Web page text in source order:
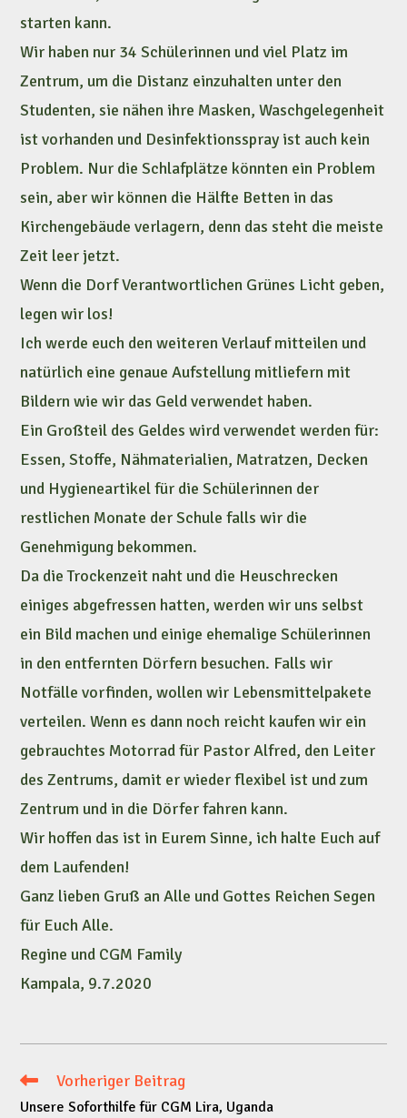
starten kann.
Wir haben nur 34 Schülerinnen und viel Platz im
Zentrum, um die Distanz einzuhalten unter den
Studenten, sie nähen ihre Masken, Waschgelegenheit
ist vorhanden und Desinfektionsspray ist auch kein
Problem. Nur die Schlafplätze könnten ein Problem
sein, aber wir können die Hälfte Betten in das
Kirchengebäude verlagern, denn das steht die meiste
Zeit leer jetzt.
Wenn die Dorf Verantwortlichen Grünes Licht geben,
legen wir los!
Ich werde euch den weiteren Verlauf mitteilen und
natürlich eine genaue Aufstellung mitliefern mit
Bildern wie wir das Geld verwendet haben.
Ein Großteil des Geldes wird verwendet werden für:
Essen, Stoffe, Nähmaterialien, Matratzen, Decken
und Hygieneartikel für die Schülerinnen der
restlichen Monate der Schule falls wir die
Genehmigung bekommen.
Da die Trockenzeit naht und die Heuschrecken
einiges abgefressen hatten, werden wir uns selbst
ein Bild machen und einige ehemalige Schülerinnen
in den entfernten Dörfern besuchen. Falls wir
Notfälle vorfinden, wollen wir Lebensmittelpakete
verteilen. Wenn es dann noch reicht kaufen wir ein
gebrauchtes Motorrad für Pastor Alfred, den Leiter
des Zentrums, damit er wieder flexibel ist und zum
Zentrum und in die Dörfer fahren kann.
Wir hoffen das ist in Eurem Sinne, ich halte Euch auf
dem Laufenden!
Ganz lieben Gruß an Alle und Gottes Reichen Segen
für Euch Alle.
Regine und CGM Family
Kampala, 9.7.2020
WeitereVorheriger Beitrag
Unsere Soforthilfe für CGM Lira, Uganda